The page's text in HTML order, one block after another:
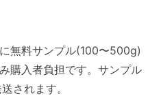
無料サンプル(100〜500g)
購入者負担です。サンプル
されます。